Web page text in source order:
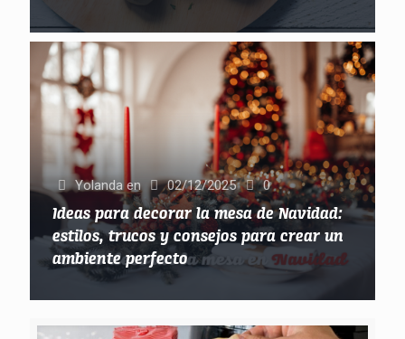
Yolanda en 02/12/2025 0
Ideas para decorar la mesa de Navidad:
estilos, trucos y consejos para crear un
ambiente perfecto